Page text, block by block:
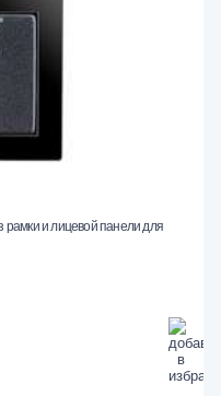
рамки и лицевой панели для